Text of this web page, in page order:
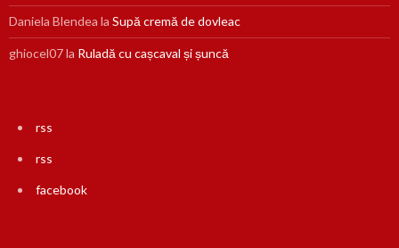
Daniela Blendea la Supă cremă de dovleac
ghiocel07la Ruladă cu cașcaval și șuncă
rss
rss
facebook